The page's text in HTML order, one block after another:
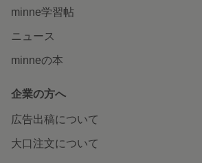
minne学習帖
ニュース
minneの本
企業の方へ
広告出稿について
大口注文について